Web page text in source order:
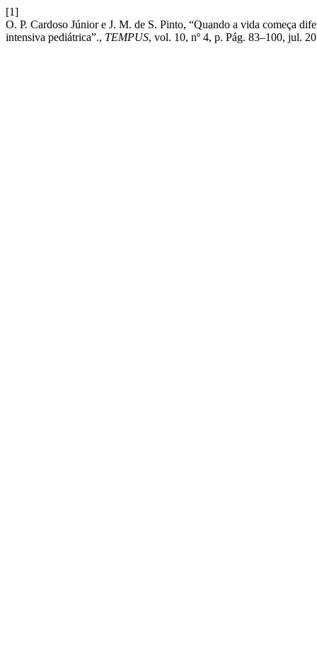
[1]
O. P. Cardoso Júnior e J. M. de S. Pinto, “Quando a vida começa
intensiva pediátrica”., TEMPUS, vol. 10, nº 4, p. Pág. 83–100, jul.